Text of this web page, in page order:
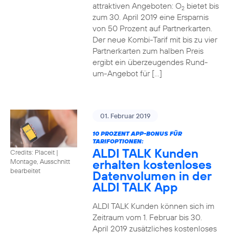
attraktiven Angeboten: O2bietet bis
zum 30. April 2019 eine Ersparnis
von 50 Prozent auf Partnerkarten.
Der neue Kombi-Tarif mit bis zu vier
Partnerkarten zum halben Preis
ergibt ein überzeugendes Rund-
um-Angebot für […]
Credits: Placeit |
Montage, Ausschnitt
bearbeitet
01. Februar 2019
10 PROZENT APP-BONUS FÜR
TARIFOPTIONEN:
ALDI TALK Kunden
erhalten kostenloses
Datenvolumen in der
ALDI TALK App
ALDI TALK Kunden können sich im
Zeitraum vom 1. Februar bis 30.
April 2019 zusätzliches kostenloses